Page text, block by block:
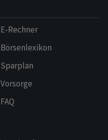
E-Rechner
Börsenlexikon
Sparplan
Vorsorge
FAQ